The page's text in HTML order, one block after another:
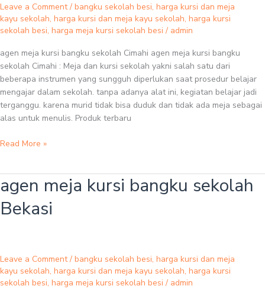
Leave a Comment / bangku sekolah besi, harga kursi dan meja
kayu sekolah, harga kursi dan meja kayu sekolah, harga kursi
sekolah besi, harga meja kursi sekolah besi / admin
agen meja kursi bangku sekolah Cimahi agen meja kursi bangku
sekolah Cimahi : Meja dan kursi sekolah yakni salah satu dari
beberapa instrumen yang sungguh diperlukan saat prosedur belajar
mengajar dalam sekolah. tanpa adanya alat ini, kegiatan belajar jadi
terganggu. karena murid tidak bisa duduk dan tidak ada meja sebagai
alas untuk menulis. Produk terbaru
Read More »
agen meja kursi bangku sekolah
Bekasi
Leave a Comment / bangku sekolah besi, harga kursi dan meja
kayu sekolah, harga kursi dan meja kayu sekolah, harga kursi
sekolah besi, harga meja kursi sekolah besi / admin
agen
meja
kursi